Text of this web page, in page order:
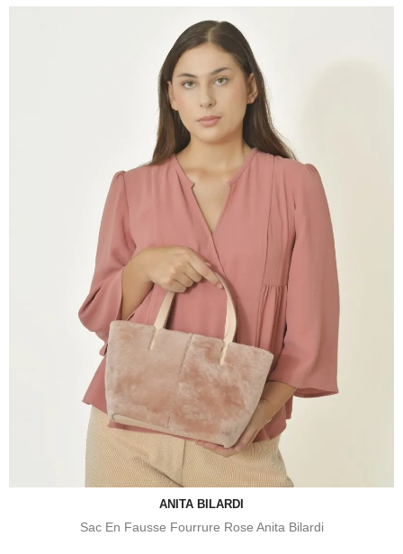
ANITA BILARDI
Sac En Fausse Fourrure Rose Anita Bilardi